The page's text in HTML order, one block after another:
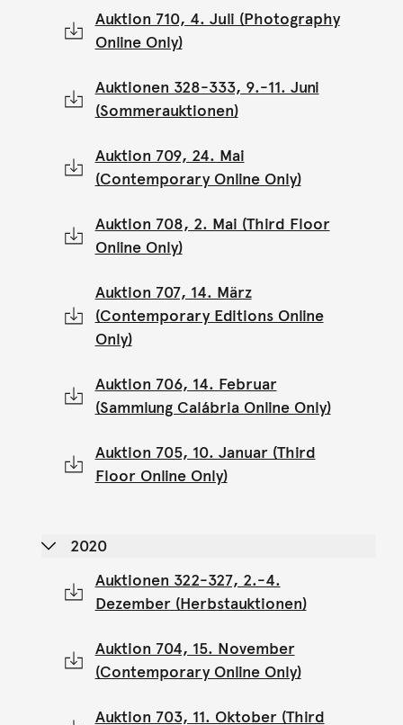
Auktion 710, 4. Juli (Photography
Online Only)
Auktionen 328-333, 9.-11. Juni
(Sommerauktionen)
Auktion 709, 24. Mai
(Contemporary Online Only)
Auktion 708, 2. Mai (Third Floor
Online Only)
Auktion 707, 14. März
(Contemporary Editions Online
Only)
Auktion 706, 14. Februar
(Sammlung Calábria Online Only)
Auktion 705, 10. Januar (Third
Floor Online Only)
2020
Auktionen 322-327, 2.-4.
Dezember (Herbstauktionen)
Auktion 704, 15. November
(Contemporary Online Only)
Auktion 703, 11. Oktober (Third